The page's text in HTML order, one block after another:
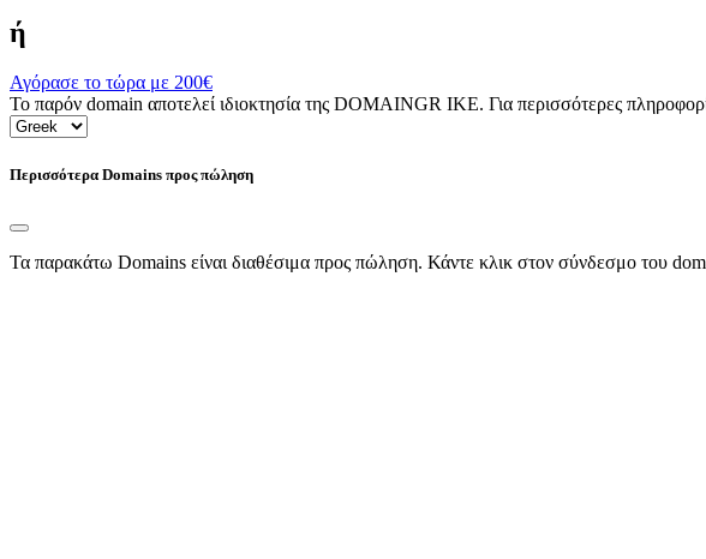
ή
Αγόρασε το τώρα με 200€
Το παρόν domain αποτελεί ιδιοκτησία της DOMAINGR ΙΚΕ. Για περισσότερες
Περισσότερα Domains προς πώληση
Τα παρακάτω Domains είναι διαθέσιμα προς πώληση. Κάντε κλικ στον σύνδεσμο του